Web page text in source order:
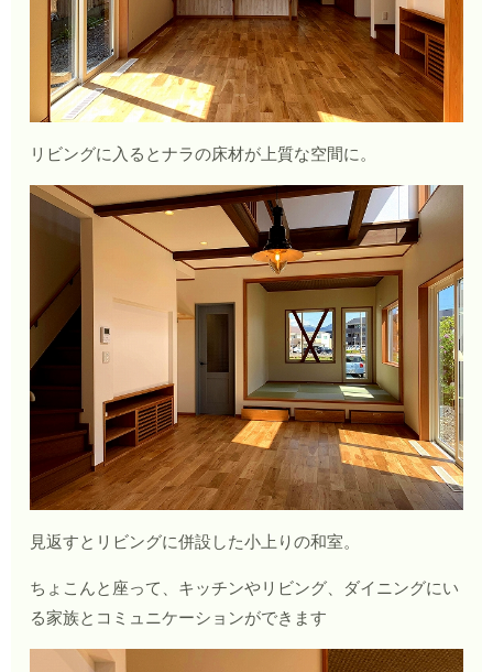
リビングに入るとナラの床材が上質な空間に。
見返すとリビングに併設した小上りの和室。
ちょこんと座って、キッチンやリビング、ダイニングにい
る家族とコミュニケーションができます